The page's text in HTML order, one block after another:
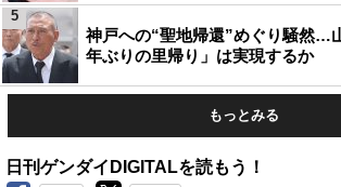
神戸への“聖地帰還”めぐり騒然…
年ぶりの里帰り」は実現するか
5
もっとみる
日刊ゲンダイDIGITALを読もう！